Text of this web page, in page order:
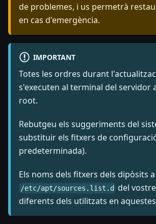
de problemes, i us permetrà
en cas d'emergència.
IMPORTANT
Totes les ordres durant
s'executen al terminal del servidor
root.
Rebutgeu els suggeriments del
substituir els fitxers de
predeterminada).
Els noms dels fitxers dels dipòsits a
/etc/apt/sources.list.d
del
diferents dels utilitzats en